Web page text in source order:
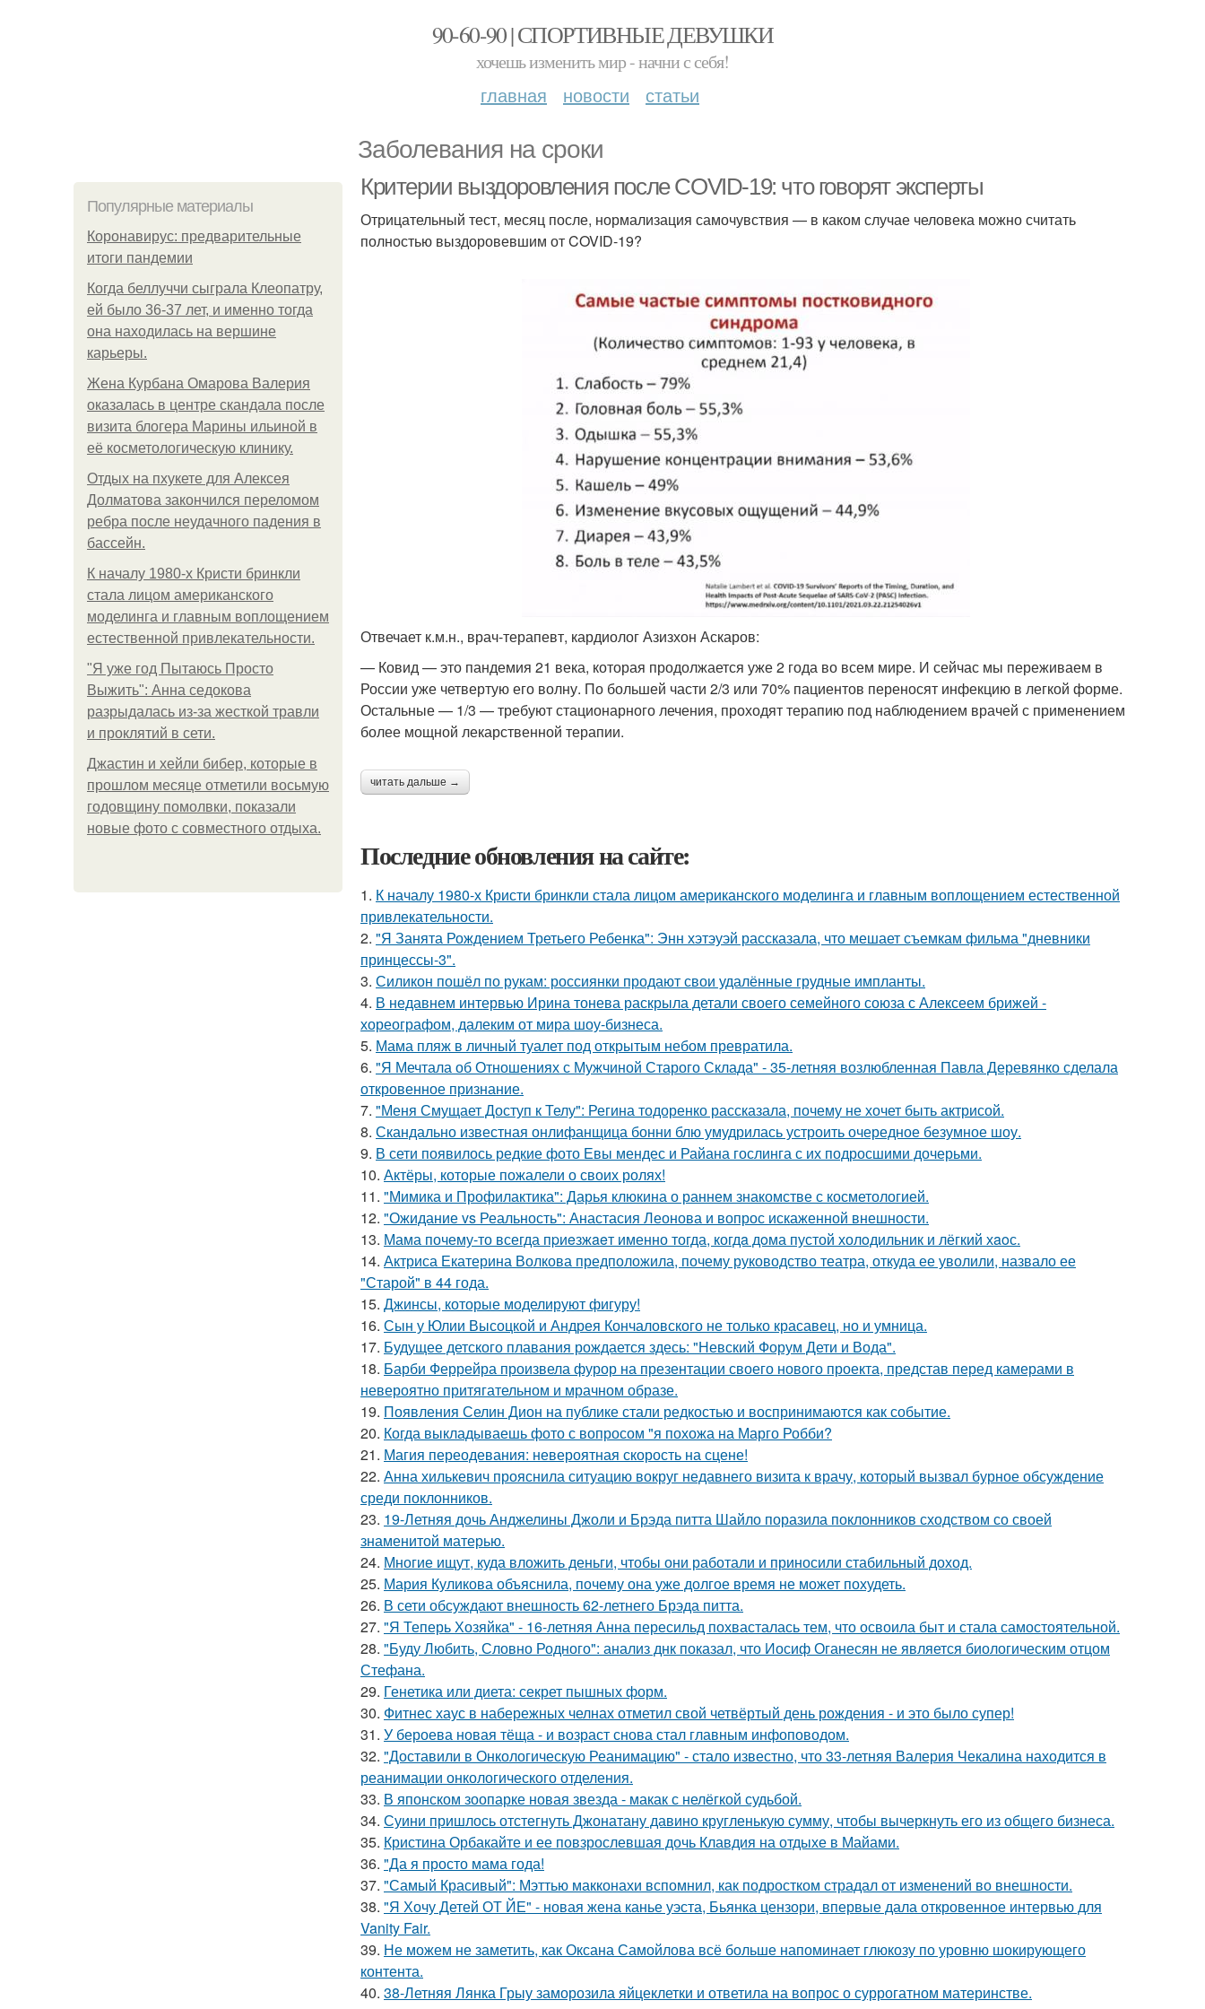
90-60-90 | СПОРТИВНЫЕ ДЕВУШКИ
хочешь изменить мир - начни с себя!
главная новости статьи
Заболевания на сроки
Популярные материалы
Коронавирус: предварительные
итоги пандемии
Когда беллуччи сыграла Клеопатру,
ей было 36-37 лет, и именно тогда
она находилась на вершине
карьеры.
Жена Курбана Омарова Валерия
оказалась в центре скандала после
визита блогера Марины ильиной в
её косметологическую клинику.
Отдых на пхукете для Алексея
Долматова закончился переломом
ребра после неудачного падения в
бассейн.
К началу 1980-х Кристи бринкли
стала лицом американского
моделинга и главным воплощением
естественной привлекательности.
"Я уже год Пытаюсь Просто
Выжить": Анна седокова
разрыдалась из-за жесткой травли
и проклятий в сети.
Джастин и хейли бибер, которые в
прошлом месяце отметили восьмую
годовщину помолвки, показали
новые фото с совместного отдыха.
Критерии выздоровления после COVID-19: что говорят эксперты
Отрицательный тест, месяц после, нормализация самочувствия — в каком случае человека можно считать
полностью выздоровевшим от COVID-19?
Отвечает к.м.н., врач-терапевт, кардиолог Азизхон Аскаров:
— Ковид — это пандемия 21 века, которая продолжается уже 2 года во всем мире. И сейчас мы переживаем в
России уже четвертую его волну. По большей части 2/3 или 70% пациентов переносят инфекцию в легкой форме.
Остальные — 1/3 — требуют стационарного лечения, проходят терапию под наблюдением врачей с применением
более мощной лекарственной терапии.
читать дальше →
Последние обновления на сайте:
1. К началу 1980-х Кристи бринкли стала лицом американского моделинга и главным воплощением естественной
привлекательности.
2. "Я Занята Рождением Третьего Ребенка": Энн хэтэуэй рассказала, что мешает съемкам фильма "дневники
принцессы-3".
3. Силикон пошёл по рукам: россиянки продают свои удалённые грудные импланты.
4. В недавнем интервью Ирина тонева раскрыла детали своего семейного союза с Алексеем брижей -
хореографом, далеким от мира шоу-бизнеса.
5. Мама пляж в личный туалет под открытым небом превратила.
6. "Я Мечтала об Отношениях с Мужчиной Старого Склада" - 35-летняя возлюбленная Павла Деревянко сделала
откровенное признание.
7. "Меня Смущает Доступ к Телу": Регина тодоренко рассказала, почему не хочет быть актрисой.
8. Скандально известная онлифанщица бонни блю умудрилась устроить очередное безумное шоу.
9. В сети появилось редкие фото Евы мендес и Райана гослинга с их подросшими дочерьми.
10. Актёры, которые пожалели о своих ролях!
11. "Мимика и Профилактика": Дарья клюкина о раннем знакомстве с косметологией.
12. "Ожидание vs Реальность": Анастасия Леонова и вопрос искаженной внешности.
13. Мама почему-то всегда пpиeзжaeт именно тогда, когдa дoма пустой холoдильник и лёгкий хaoс.
14. Актриса Екатерина Волкова предположила, почему руководство театра, откуда ее уволили, назвало ее
"Старой" в 44 года.
15. Джинсы, которые моделируют фигуру!
16. Сын у Юлии Высоцкой и Андрея Кончаловского не только красавец, но и умница.
17. Будущее детского плавания рождается здесь: "Невский Форум Дети и Вода".
18. Барби Феррейра произвела фурор на презентации своего нового проекта, представ перед камерами в
невероятно притягательном и мрачном образе.
19. Появления Селин Дион на публике стали редкостью и воспринимаются как событие.
20. Когда выкладываешь фото с вопросом "я похожа на Марго Робби?
21. Магия переодевания: невероятная скорость на сцене!
22. Анна хилькевич прояснила ситуацию вокруг недавнего визита к врачу, который вызвал бурное обсуждение
среди поклонников.
23. 19-Летняя дочь Анджелины Джоли и Брэда питта Шайло поразила поклонников сходством со своей
знаменитой матерью.
24. Многие ищут, куда вложить деньги, чтобы они работали и приносили стабильный доход.
25. Мария Куликова объяснила, почему она уже долгое время не может похудеть.
26. В сети обсуждают внешность 62-летнего Брэда питта.
27. "Я Теперь Хозяйка" - 16-летняя Анна пересильд похвасталась тем, что освоила быт и стала самостоятельной.
28. "Буду Любить, Словно Родного": анализ днк показал, что Иосиф Оганесян не является биологическим отцом
Стефана.
29. Генетика или диета: секрет пышных форм.
30. Фитнес хаус в набережных челнах отметил свой четвёртый день рождения - и это было супер!
31. У бероева новая тёща - и возраст снова стал главным инфоповодом.
32. "Доставили в Онкологическую Реанимацию" - стало известно, что 33-летняя Валерия Чекалина находится в
реанимации онкологического отделения.
33. В японском зоопарке новая звезда - макак с нелёгкой судьбой.
34. Суини пришлось отстегнуть Джонатану давино кругленькую сумму, чтобы вычеркнуть его из общего бизнеса.
35. Кристина Орбакайте и ее повзрослевшая дочь Клавдия на отдыхе в Майами.
36. "Да я просто мама года!
37. "Самый Красивый": Мэттью макконахи вспомнил, как подростком страдал от изменений во внешности.
38. "Я Хочу Детей ОТ ЙЕ" - новая жена канье уэста, Бьянка цензори, впервые дала откровенное интервью для
Vanity Fair.
39. Не можем не заметить, как Оксана Самойлова всё больше напоминает глюкозу по уровню шокирующего
контента.
40. 38-Летняя Лянка Грыу заморозила яйцеклетки и ответила на вопрос о суррогатном материнстве.